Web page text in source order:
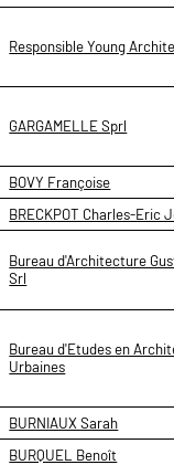
Responsible Young
GARGAMELLE Sprl
BOVY Françoise
BRECKPOT Charles-Eric
Bureau d'Architecture
Srl
Bureau d'Etudes en
Urbaines
BURNIAUX Sarah
BURQUEL Benoît